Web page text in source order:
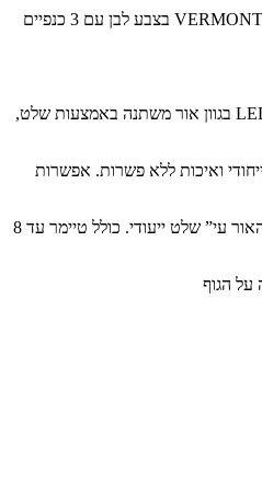
VERMONT
בצבע לבן עם 3 כנפיים
בגוון אור משתנה באמצעות שלט,
עיצוב ייחודי ואיכות ללא פשרות. אפשרות
שליטה במהירות הסיבובים, ובגוון האור עי” שלט ייעודי. כולל טיימר עד 8